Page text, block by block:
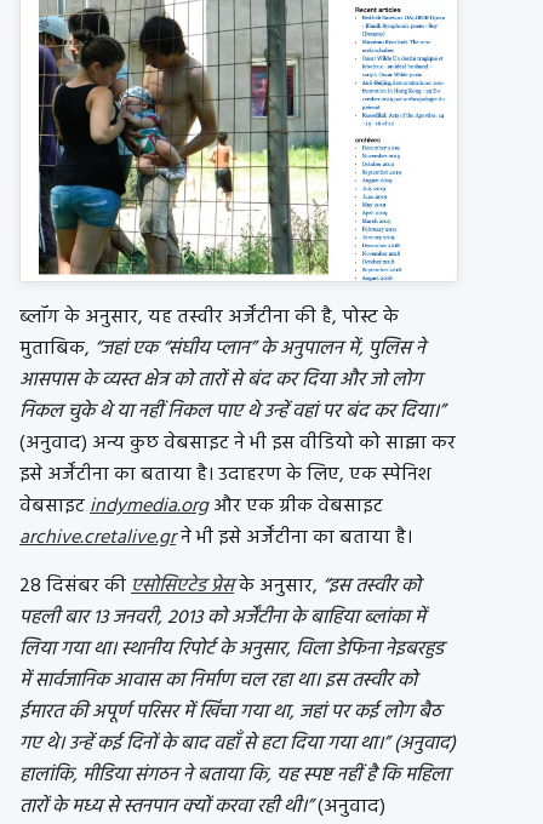
ब्लॉग के अनुसार, यह तस्वीर अर्जेंटीना की है, पोस्ट के
मुताबिक, “जहां एक “संघीय प्लान” के अनुपालन में, पुलिस ने
आसपास के व्यस्त क्षेत्र को तारों से बंद कर दिया और जो लोग
निकल चुके थे या नहीं निकल पाए थे उन्हें वहां पर बंद कर दिया।”
(अनुवाद) अन्य कुछ वेबसाइट ने भी इस वीडियो को साझा कर
इसे अर्जेंटीना का बताया है। उदाहरण के लिए, एक स्पेनिश
वेबसाइटindymedia.orgऔर एक ग्रीक वेबसाइट
archive.cretalive.grने भी इसे अर्जेंटीना का बताया है।
28 दिसंबर कीएसोसिएटेड प्रेसके अनुसार, “इस तस्वीर को
पहली बार 13 जनवरी, 2013 को अर्जेंटीना के बाहिया ब्लांका में
लिया गया था। स्थानीय रिपोर्ट के अनुसार, विला डेफिना नेइबरहुड
में सार्वजानिक आवास का निर्माण चल रहा था। इस तस्वीर को
ईमारत की अपूर्ण परिसर में खिंचा गया था, जहां पर कई लोग बैठ
गए थे। उन्हें कई दिनों के बाद वहाँ से हटा दिया गया था।” (अनुवाद)
हालांकि, मीडिया संगठन ने बताया कि, यह स्पष्ट नहीं है कि महिला
तारों के मध्य से स्तनपान क्यों करवा रही थी।”(अनुवाद)